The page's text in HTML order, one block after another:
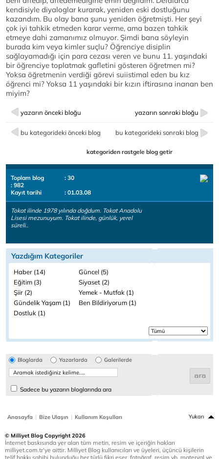
kendisiyle diyaloglar kurarak, yeniden eski dostluğunu
kazandım. Bu olay bana şunu yeniden öğretmişti. Her şeyi
çok iyi tahkik etmeden karar verme, ama bazen tahkik
etmeye dahi zamanımız olmuyor. Şimdi bana söyleyin
burada kim veya kimler suçlu? Öğrenciye disiplin
sağlayamadığı için para cezası veren ve bunu 11. yaşındaki
bir öğrenciye toplatmak gafletini gösteren öğretmen mi?
Yoksa öğretmenin verdiği görevi suiistimal eden bu kız
öğrenci mi? Yoksa 11 yaşındaki bir kızın iftirasına inanan ben
miyim?
yazarın önceki bloğu yazarın sonraki bloğu
bu kategorideki önceki blog bu kategorideki sonraki blog
kategoriden rastgele blog getir
Toplam blog
: 30
: 982
Kayıt tarihi
: 01.03.08
Tokat ilinde 1978 yılında doğdum. Tokat Anadolu
Lisesi mezunuyum. Tokat ilinde, günlük, yerel
süreli..
Yazdığım Kategoriler
Haber (14)
Güncel (5)
Eğitim (3)
Siyaset (2)
Şiir (2)
Yemek - Mutfak (1)
Gündelik Yaşam (1)
Ben Bildiriyorum (1)
Dostluk (1)
Bloglarda Yazarlarda Galerilerde
Sadece bu yazarın bloglarında ara
Anasayfa | Bize Ulaşın | Kullanım Koşulları Yukarı
© Milliyet Blog Copyright 2026
İnternet baskısında yer alan tüm metin, resim ve içeriğin hakları
milliyet.com.tr'ye aittir. Milliyet Blog kullanıcıları ve üyeleri, üçüncü kişilerin
telif hakkı sahibi bulunduğu her türlü fikri eser, fotoğraf, resim vb. materyal ve